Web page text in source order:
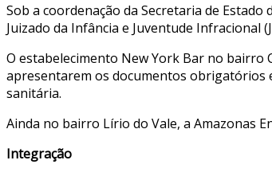
Sob a coordenação da Secretaria de
Juizado da Infância e Juventude Infracional
O estabelecimento New York Bar no bairro
apresentarem os documentos obrigatórios
sanitária.
Ainda no bairro Lírio do Vale, a Amazonas
Integração